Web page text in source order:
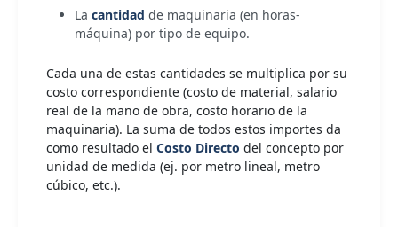
La cantidad de maquinaria (en horas-
máquina) por tipo de equipo.
Cada una de estas cantidades se multiplica por su
costo correspondiente (costo de material, salario
real de la mano de obra, costo horario de la
maquinaria). La suma de todos estos importes da
como resultado el Costo Directo del concepto por
unidad de medida (ej. por metro lineal, metro
cúbico, etc.).